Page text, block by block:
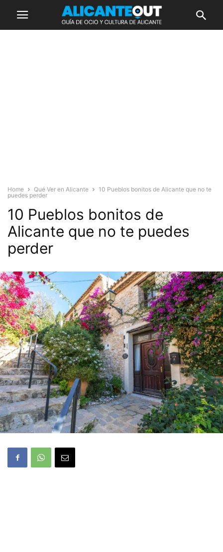
Home Qué Ver en Alicante
10 Pueblos bonitos de Alicante que no te
puedes perder
10 Pueblos bonitos de
Alicante que no te puedes
perder